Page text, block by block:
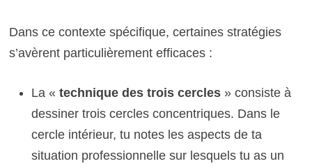
Dans ce contexte spécifique, certaines stratégies
s’avèrent particulièrement efficaces :
La « technique des trois cercles» consiste à
dessiner trois cercles concentriques. Dans le
cercle intérieur, tu notes les aspects de ta
situation professionnelle sur lesquels tu as un